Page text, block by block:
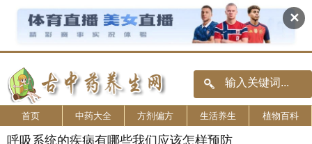
✕
首页 中药大全 方剂偏方 生活养生 植物百科
呼吸系统的疾病有哪些我们应该怎样预防